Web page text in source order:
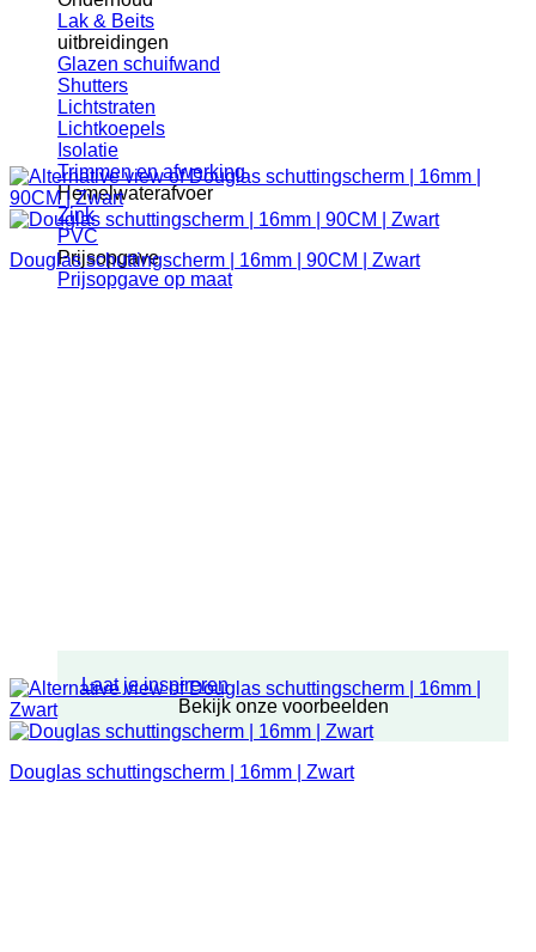
Lak & Beits
uitbreidingen
Glazen schuifwand
Shutters
Lichtstraten
Lichtkoepels
Isolatie
Trimmen en afwerking
Hemelwaterafvoer
Zink
PVC
Prijsopgave
Prijsopgave op maat
Laat je inspireren
Bekijk onze voorbeelden
Douglas schuttingscherm | 16mm | 90CM | Zwart
Douglas schuttingscherm | 16mm | Zwart